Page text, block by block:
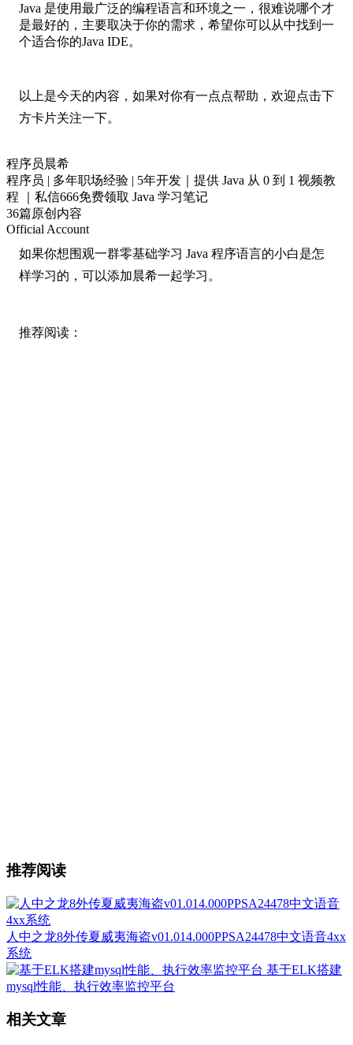
Java 是使用最广泛的编程语言和环境之一，很难说哪个才
是最好的，主要取决于你的需求，希望你可以从中找到一
个适合你的Java IDE。
以上是今天的内容，如果对你有一点点帮助，欢迎点击下
方卡片关注一下。
程序员晨希
程序员 | 多年职场经验 | 5年开发｜提供 Java 从 0 到 1 视频教
程 ｜私信666免费领取 Java 学习笔记
36篇原创内容
Official Account
如果你想围观一群零基础学习 Java 程序语言的小白是怎
样学习的，可以添加晨希一起学习。
推荐阅读：
推荐阅读
人中之龙8外传夏威夷海盗v01.014.000PPSA24478中文语音4xx
系统
基于ELK搭建
mysql性能、执行效率监控平台
相关文章